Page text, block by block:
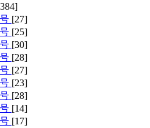
[27]
[25]
[30]
[28]
[27]
[23]
[28]
[14]
[17]